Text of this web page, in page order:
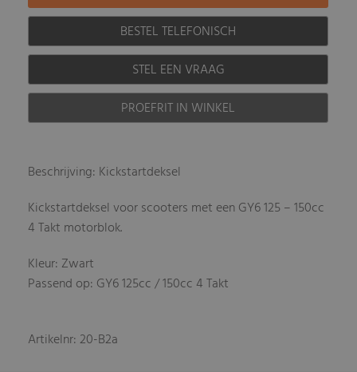
BESTEL TELEFONISCH
STEL EEN VRAAG
PROEFRIT IN WINKEL
Beschrijving: Kickstartdeksel
Kickstartdeksel voor scooters met een GY6 125 – 150cc
4 Takt motorblok.
Kleur: Zwart
Passend op: GY6 125cc / 150cc 4 Takt
Artikelnr: 20-B2a